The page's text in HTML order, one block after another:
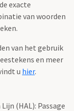
exacte
van woorden
van het gebruik
en meer
u hier.
(HAL): Passage